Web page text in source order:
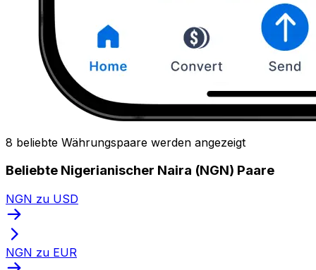
8 beliebte Währungspaare werden angezeigt
Beliebte Nigerianischer Naira (NGN) Paare
NGN zu USD
NGN zu EUR